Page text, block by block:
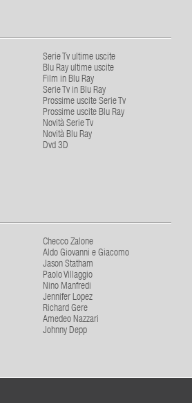
Serie Tv ultime uscite
Blu Ray ultime uscite
Film in Blu Ray
Serie Tv in Blu Ray
Prossime uscite Serie Tv
Prossime uscite Blu Ray
Novità Serie Tv
Novità Blu Ray
Dvd 3D
Checco Zalone
Aldo Giovanni e Giacomo
Jason Statham
Paolo Villaggio
Nino Manfredi
Jennifer Lopez
Richard Gere
Amedeo Nazzari
Johnny Depp